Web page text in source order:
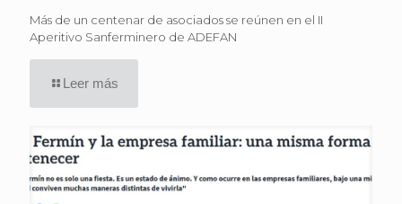
Más de un centenar de asociados se reúnen en el II
Aperitivo Sanferminero de ADEFAN
Leer más